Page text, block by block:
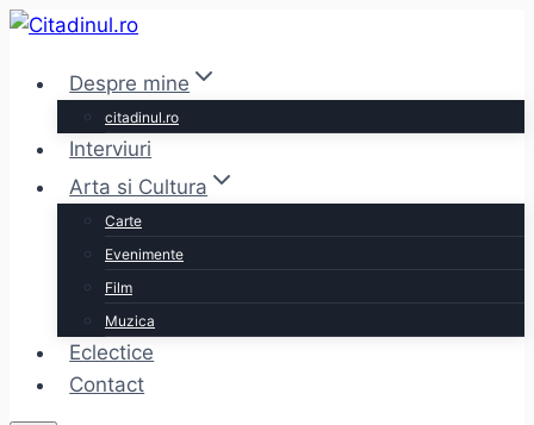
Skip
contentDespre mine
citadinul.ro
Interviuri
Arta si Cultura
Carte
Evenimente
Film
Muzica
Eclectice
Contact